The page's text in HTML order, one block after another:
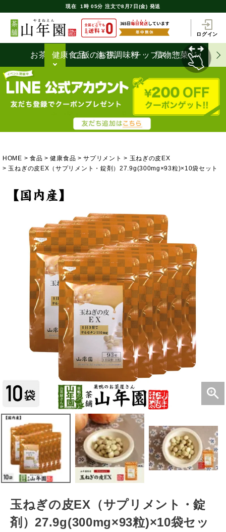
現在 1時 05分 注文で8月7日(金) 発送
ログイン
お茶うけ健康食品ご飯のお供
海苔調味料チップス
漬物惣菜ジャム
HOME 食品 健康食品 サプリメント
玉ねぎの皮EX
玉ねぎの皮EX（サプリメント・錠剤）27.9g(300mg×93粒)×10袋セット
玉ねぎの皮EX（サプリメント・錠
剤）27.9g(300mg×93粒)×10袋セッ